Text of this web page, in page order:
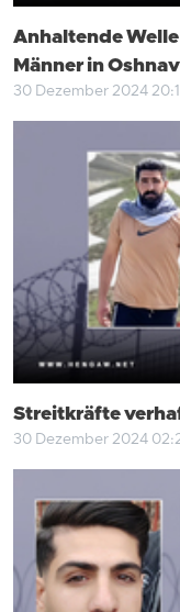
Anhaltende
Männer in
30 Dezember 2024
Streitkräfte
30 Dezember 2024